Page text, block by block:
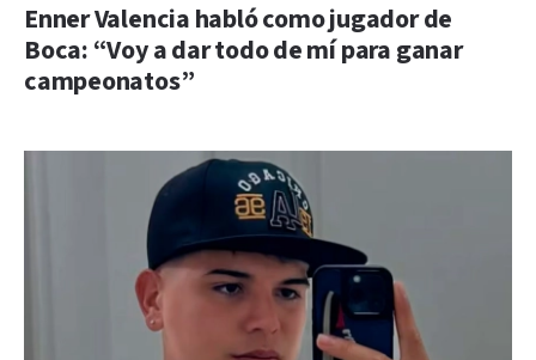
Enner Valencia habló como jugador de
Boca: “Voy a dar todo de mí para ganar
campeonatos”